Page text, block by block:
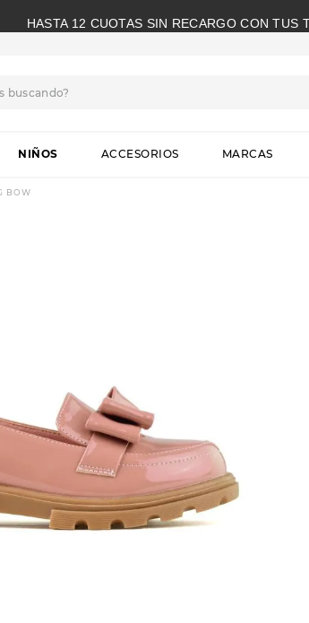
HASTA 12 CUOTAS SIN RECARGO CON TUS
NIÑOS ACCESORIOS MARCAS
BOW